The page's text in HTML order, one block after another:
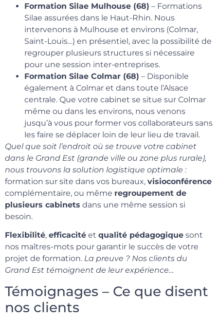
Formation Silae Mulhouse (68) – Formations
Silae assurées dans le Haut-Rhin. Nous
intervenons à Mulhouse et environs (Colmar,
Saint-Louis…) en présentiel, avec la possibilité de
regrouper plusieurs structures si nécessaire
pour une session inter-entreprises.
Formation Silae Colmar (68) – Disponible
également à Colmar et dans toute l’Alsace
centrale. Que votre cabinet se situe sur Colmar
même ou dans les environs, nous venons
jusqu’à vous pour former vos collaborateurs sans
les faire se déplacer loin de leur lieu de travail.
Quel que soit l’endroit où se trouve votre cabinet
dans le Grand Est (grande ville ou zone plus rurale),
nous trouvons la solution logistique optimale :
formation sur site dans vos bureaux, visioconférence
complémentaire, ou même regroupement de
plusieurs cabinets dans une même session si
besoin.
Flexibilité, efficacité et qualité pédagogique sont
nos maîtres-mots pour garantir le succès de votre
projet de formation. La preuve ? Nos clients du
Grand Est témoignent de leur expérience…
Témoignages – Ce que disent
nos clients